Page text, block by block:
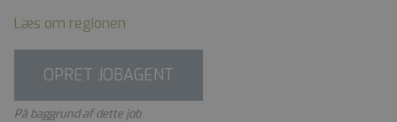
Læs om regionen
OPRET JOBAGENT
På baggrund af dette job